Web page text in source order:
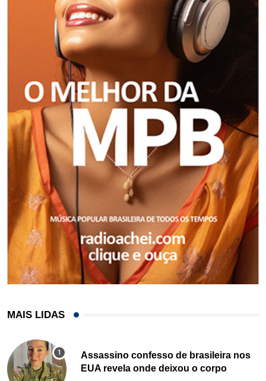
MAIS LIDAS
Assassino confesso de brasileira nos
EUA revela onde deixou o corpo